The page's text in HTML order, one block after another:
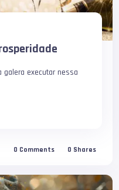
executar nessa
0 Comments 0 Shares